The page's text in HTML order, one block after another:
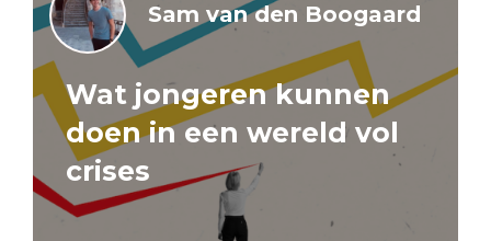
Sam van den Boogaard
Wat jongeren kunnen
doen in een wereld vol
crises